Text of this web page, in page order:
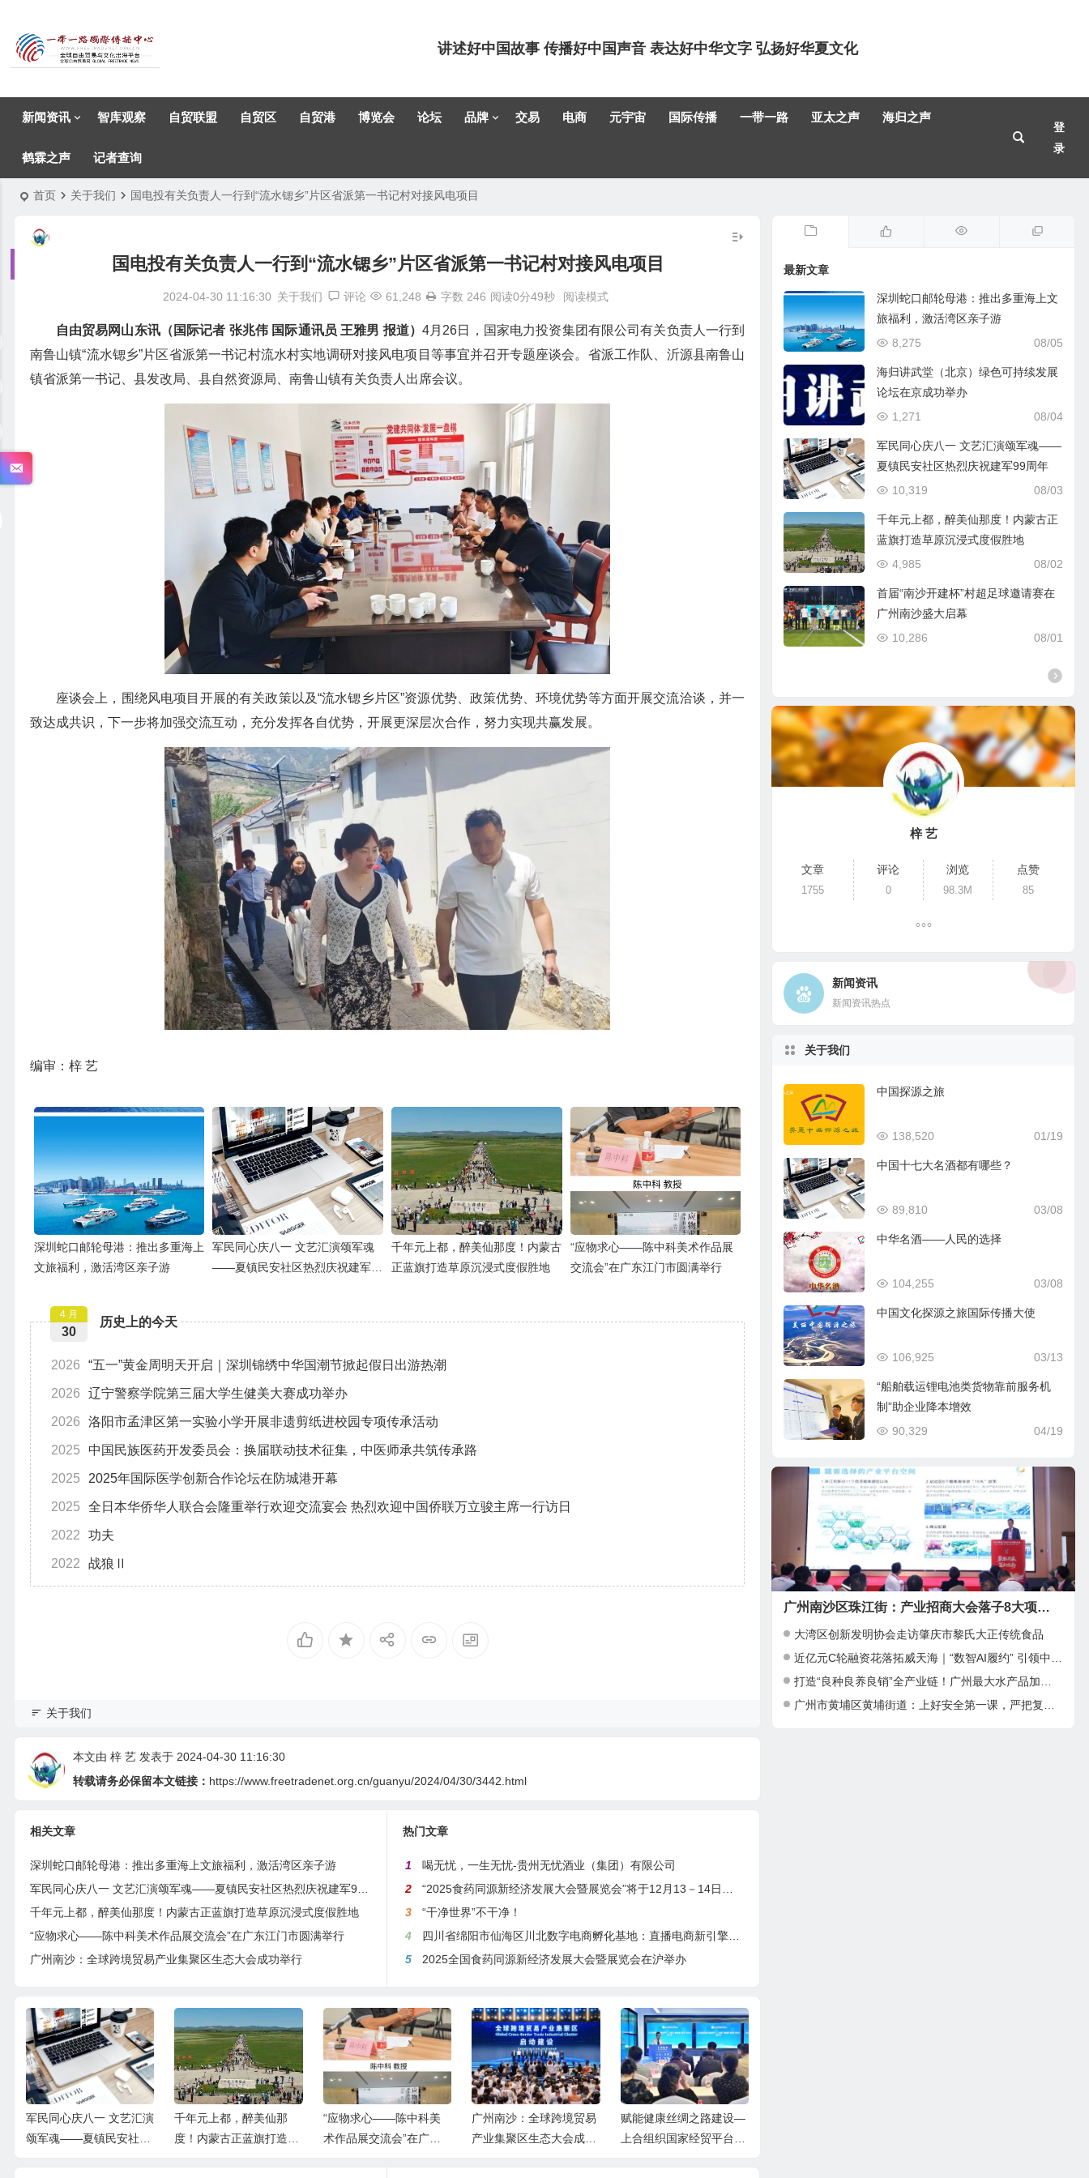
讲述好中国故事 传播好中国声音 表达好中华文字 弘扬好华夏文化
新闻资讯 智库观察 自贸联盟 自贸区 自贸港 博览会 论坛 品牌 交易 电商 元宇宙 国际传播 一带一路 亚太之声 海归之声
鹤霖之声 记者查询
登
录
首页 关于我们 国电投有关负责人一行到“流水锶乡”片区省派第一书记村对接风电项目
国电投有关负责人一行到“流水锶乡”片区省派第一书记村对接风电项目
2024-04-30 11:16:30 关于我们 评论 61,248 字数 246 阅读0分49秒 阅读模式
自由贸易网山东讯（国际记者 张兆伟 国际通讯员 王雅男 报道）4月26日，国家电力投资集团有限公司有关负责人一行到
南鲁山镇“流水锶乡”片区省派第一书记村流水村实地调研对接风电项目等事宜并召开专题座谈会。省派工作队、沂源县南鲁山
镇省派第一书记、县发改局、县自然资源局、南鲁山镇有关负责人出席会议。
座谈会上，围绕风电项目开展的有关政策以及“流水锶乡片区”资源优势、政策优势、环境优势等方面开展交流洽谈，并一
致达成共识，下一步将加强交流互动，充分发挥各自优势，开展更深层次合作，努力实现共赢发展。
编审：梓 艺
深圳蛇口邮轮母港：推出多重海上
文旅福利，激活湾区亲子游
军民同心庆八一 文艺汇演颂军魂
——夏镇民安社区热烈庆祝建军9
千年元上都，醉美仙那度！内蒙古
正蓝旗打造草原沉浸式度假胜地
“应物求心——陈中科美术作品展
交流会”在广东江门市圆满举行
历史上的今天
4 月
30
2026 “五一”黄金周明天开启｜深圳锦绣中华国潮节掀起假日出游热潮
2026 辽宁警察学院第三届大学生健美大赛成功举办
2026 洛阳市孟津区第一实验小学开展非遗剪纸进校园专项传承活动
2025 中国民族医药开发委员会：换届联动技术征集，中医师承共筑传承路
2025 2025年国际医学创新合作论坛在防城港开幕
2025 全日本华侨华人联合会隆重举行欢迎交流宴会 热烈欢迎中国侨联万立骏主席一行访日
2022 功夫
2022 战狼Ⅱ
关于我们
本文由 梓 艺发表于 2024-04-30 11:16:30
转载请务必保留本文链接： https://www.freetradenet.org.cn/guanyu/2024/04/30/3442.html
相关文章
深圳蛇口邮轮母港：推出多重海上文旅福利，激活湾区亲子游
千年元上都，醉美仙那度！内蒙古正蓝旗打造草原沉浸式度假胜地
“应物求心——陈中科美术作品展交流会”在广东江门市圆满举行
广州南沙：全球跨境贸易产业集聚区生态大会成功举行
热门文章
1
喝无忧，一生无忧-贵州无忧酒业（集团）有限公司
2
“2025食药同源新经济发展大会暨展览会”将于12月13－14日在沪举行
3
“干净世界”不干净！
4
四川省绵阳市仙海区川北数字电商孵化基地：直播电商新引擎，预计年产值达5亿
5
2025全国食药同源新经济发展大会暨展览会在沪举办
军民同心庆八一 文艺汇演
颂军魂——夏镇民安社区
千年元上都，醉美仙那
度！内蒙古正蓝旗打造草
“应物求心——陈中科美
术作品展交流会”在广东
广州南沙：全球跨境贸易
产业集聚区生态大会成功
赋能健康丝绸之路建设—
上合组织国家经贸平台国
最新文章
深圳蛇口邮轮母港：推出多重海上文
旅福利，激活湾区亲子游
08/05
8,275
海归讲武堂（北京）绿色可持续发展
论坛在京成功举办
08/04
1,271
军民同心庆八一 文艺汇演颂军魂——
夏镇民安社区热烈庆祝建军99周年
08/03
10,319
千年元上都，醉美仙那度！内蒙古正
蓝旗打造草原沉浸式度假胜地
08/02
4,985
首届“南沙开建杯”村超足球邀请赛在
广州南沙盛大启幕
08/01
10,286
梓 艺
文章
1755
评论
0
浏览
98.3M
点赞
85
新闻资讯
新闻资讯热点
关于我们
中国探源之旅
01/19
138,520
中国十七大名酒都有哪些？
03/08
89,810
中华名酒——人民的选择
03/08
104,255
中国文化探源之旅国际传播大使
03/13
106,925
“船舶载运锂电池类货物靠前服务机
制”助企业降本增效
04/19
90,329
广州南沙区珠江街：产业招商大会落子8大项目，邀湾区客商抢占“南沙站”红利
大湾区创新发明协会走访肇庆市黎氏大正传统食品
近亿元C轮融资花落拓威天海｜“数智AI履约” 引领中大件出海新基建
打造“良种良养良销”全产业链！广州最大水产品加工项目在南沙正式投产
广州市黄埔区黄埔街道：上好安全第一课，严把复工复产安全关